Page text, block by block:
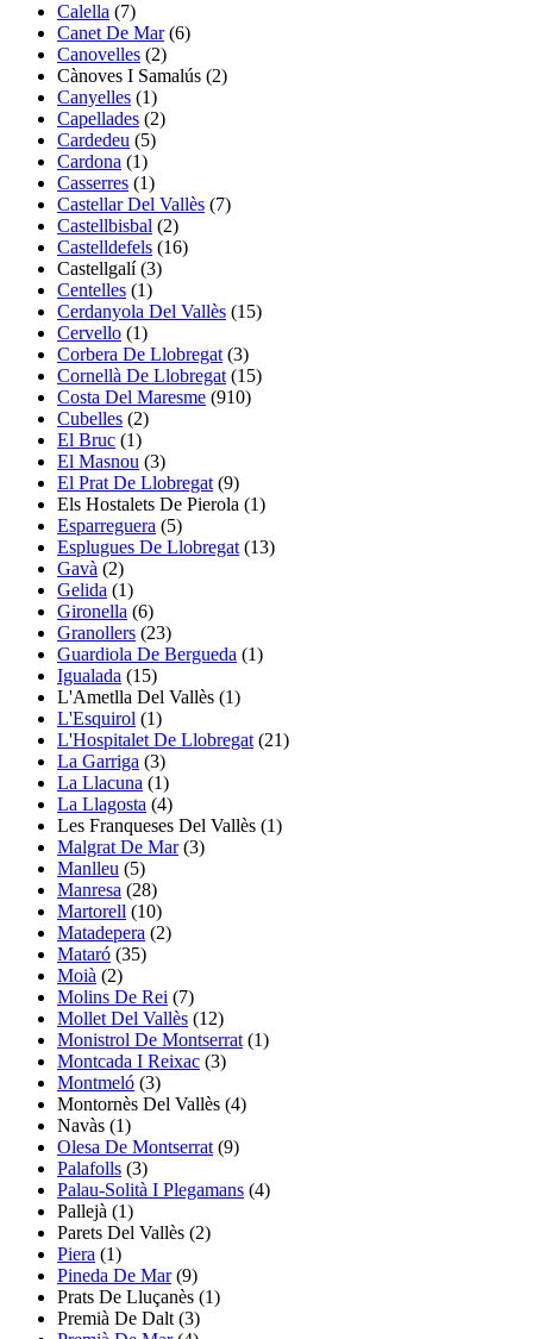
Calella (7)
Canet De Mar(6)
Canovelles (2)
Cànoves I Samalús (2)
Canyelles (1)
Capellades (2)
Cardedeu (5)
Cardona (1)
Casserres (1)
Castellar Del Vallès (7)
Castellbisbal (2)
Castelldefels (16)
Castellgalí(3)
Centelles (1)
Cerdanyola Del Vallès (15)
Cervello (1)
Corbera De Llobregat(3)
Cornellà De Llobregat(15)
Costa Del Maresme (910)
Cubelles (2)
El Bruc (1)
El Masnou (3)
El Prat De Llobregat(9)
Els Hostalets De Pierola (1)
Esparreguera (5)
Esplugues De Llobregat(13)
Gavà (2)
Gelida (1)
Gironella (6)
Granollers (23)
Guardiola De Bergueda (1)
Igualada (15)
L'Ametlla Del Vallès (1)
L'Esquirol (1)
L'Hospitalet De Llobregat(21)
La Garriga (3)
La Llacuna (1)
La Llagosta (4)
Les Franqueses Del Vallès (1)
Malgrat De Mar(3)
Manlleu (5)
Manresa (28)
Martorell (10)
Matadepera (2)
Mataró (35)
Moià (2)
Molins De Rei (7)
Mollet Del Vallès (12)
Monistrol De Montserrat(1)
Montcada I Reixac (3)
Montmeló (3)
Montornès Del Vallès (4)
Navàs (1)
Olesa De Montserrat(9)
Palafolls (3)
Palau-Solità I Plegamans (4)
Pallejà (1)
Parets Del Vallès (2)
Piera (1)
Pineda De Mar(9)
Prats De Lluçanès (1)
Premià De Dalt(3)